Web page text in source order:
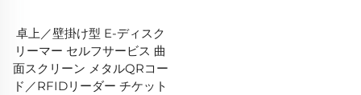
卓上／壁掛け型 E-ディスク
リーマー セルフサービス 曲
面スクリーン メタルQRコー
ド／RFIDリーダー チケット